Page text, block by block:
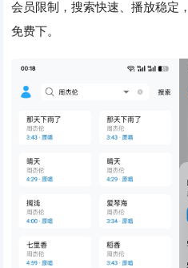
会员限制，搜索快速、播放稳定
免费下。